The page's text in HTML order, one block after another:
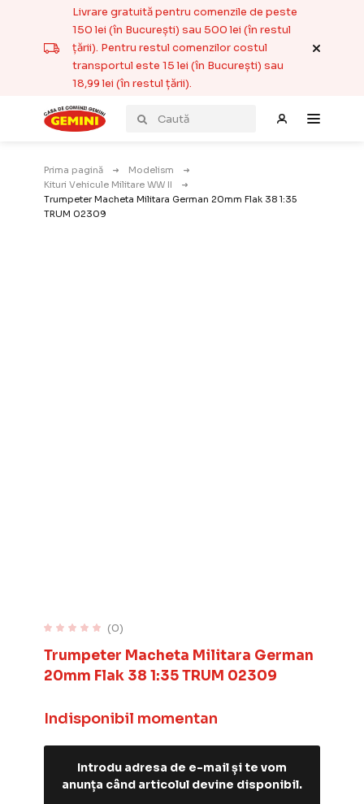
Livrare gratuită pentru comenzile de peste
150 lei (în București) sau 500 lei (în restul
țării). Pentru restul comenzilor costul
transportul este 15 lei (în București) sau
18,99 lei (în restul țării).
Prima pagină
Modelism
Kituri Vehicule Militare WW II
Trumpeter Macheta Militara German 20mm Flak 38 1:35
TRUM 02309
(0)
Trumpeter Macheta Militara German
20mm Flak 38 1:35 TRUM 02309
Indisponibil momentan
Introdu adresa de e-mail și te vom
anunța când articolul devine disponibil.